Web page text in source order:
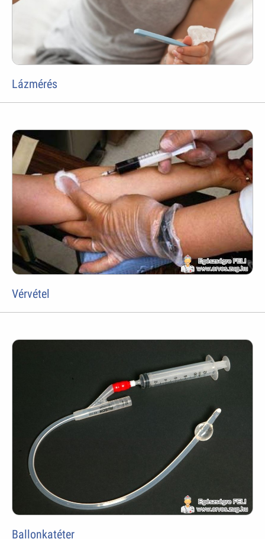
Lázmérés
Vérvétel
Ballonkatéter